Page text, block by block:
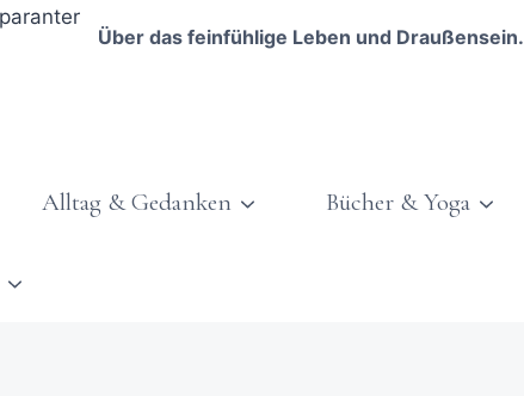
Über das feinfühlige Leben und Draußensein.
Alltag & Gedanken Bücher & Yoga